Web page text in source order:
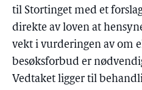
til Stortinget med et
direkte av loven at
vekt i vurderingen av om
besøksforbud er
Vedtaket ligger til